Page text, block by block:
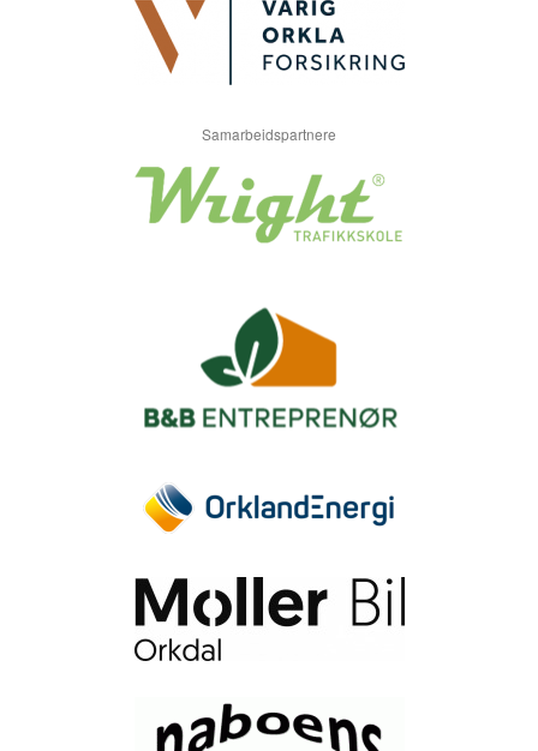
Samarbeidspartnere